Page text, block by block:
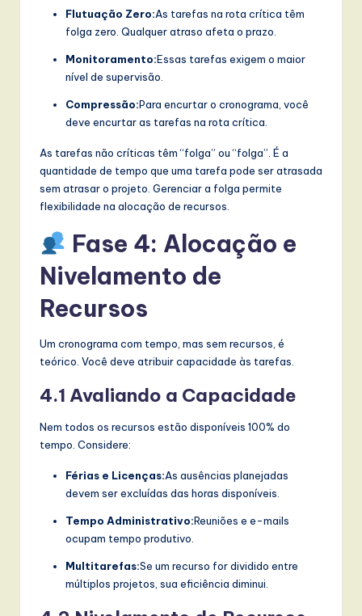
Flutuação Zero:As tarefas na rota crítica têm
folga zero. Qualquer atraso afeta o prazo.
Monitoramento:Essas tarefas exigem o maior
nível de supervisão.
Compressão:Para encurtar o cronograma, você
deve encurtar as tarefas na rota crítica.
As tarefas não críticas têm “folga” ou “folga”. É a
quantidade de tempo que uma tarefa pode ser atrasada
sem atrasar o projeto. Gerenciar a folga permite
flexibilidade na alocação de recursos.
Fase 4: Alocação e
Nivelamento de
Recursos
Um cronograma com tempo, mas sem recursos, é
teórico. Você deve atribuir capacidade às tarefas.
4.1 Avaliando a Capacidade
Nem todos os recursos estão disponíveis 100% do
tempo. Considere:
Férias e Licenças:As ausências planejadas
devem ser excluídas das horas disponíveis.
Tempo Administrativo:Reuniões e e-mails
ocupam tempo produtivo.
Multitarefas:Se um recurso for dividido entre
múltiplos projetos, sua eficiência diminui.